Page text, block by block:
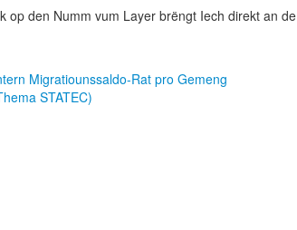
op den Numm vum Layer brëngt Iech direkt an de
Migratiounssaldo-Rat pro Gemeng
STATEC)